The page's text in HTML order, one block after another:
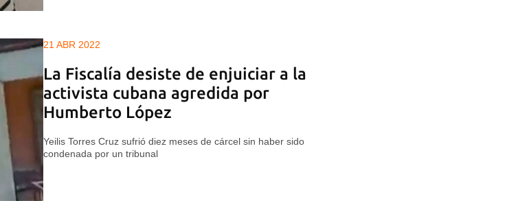
21 ABR 2022
La Fiscalía desiste de enjuiciar a la
activista cubana agredida por
Humberto López
Yeilis Torres Cruz sufrió diez meses de cárcel sin haber sido
condenada por un tribunal